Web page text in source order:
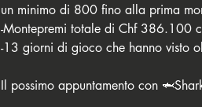
un minimo di 800 fino alla prima
-Montepremi totale di Chf 386.100
-13 giorni di gioco che hanno visto
Il possimo appuntamento con